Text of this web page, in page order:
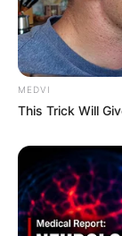
અમારી
MEDVI
This Trick Will